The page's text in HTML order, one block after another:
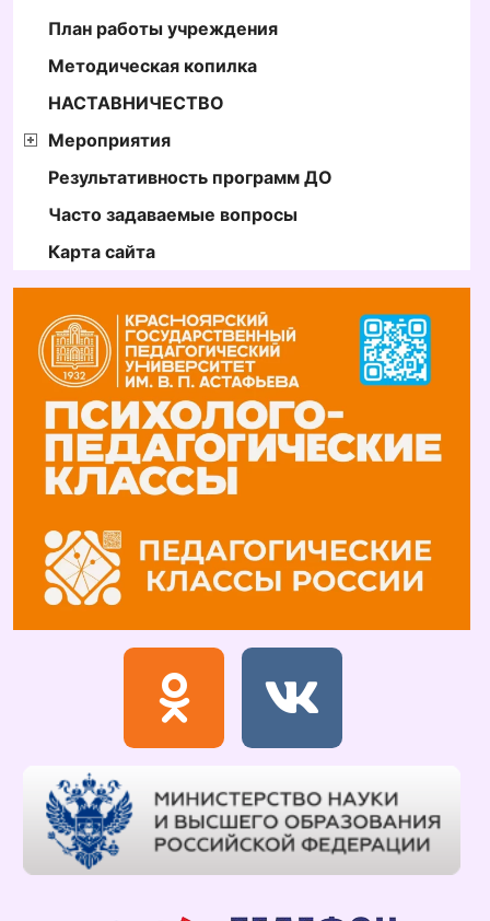
План работы учреждения
Методическая копилка
НАСТАВНИЧЕСТВО
Мероприятия
Результативность программ ДО
Часто задаваемые вопросы
Карта сайта